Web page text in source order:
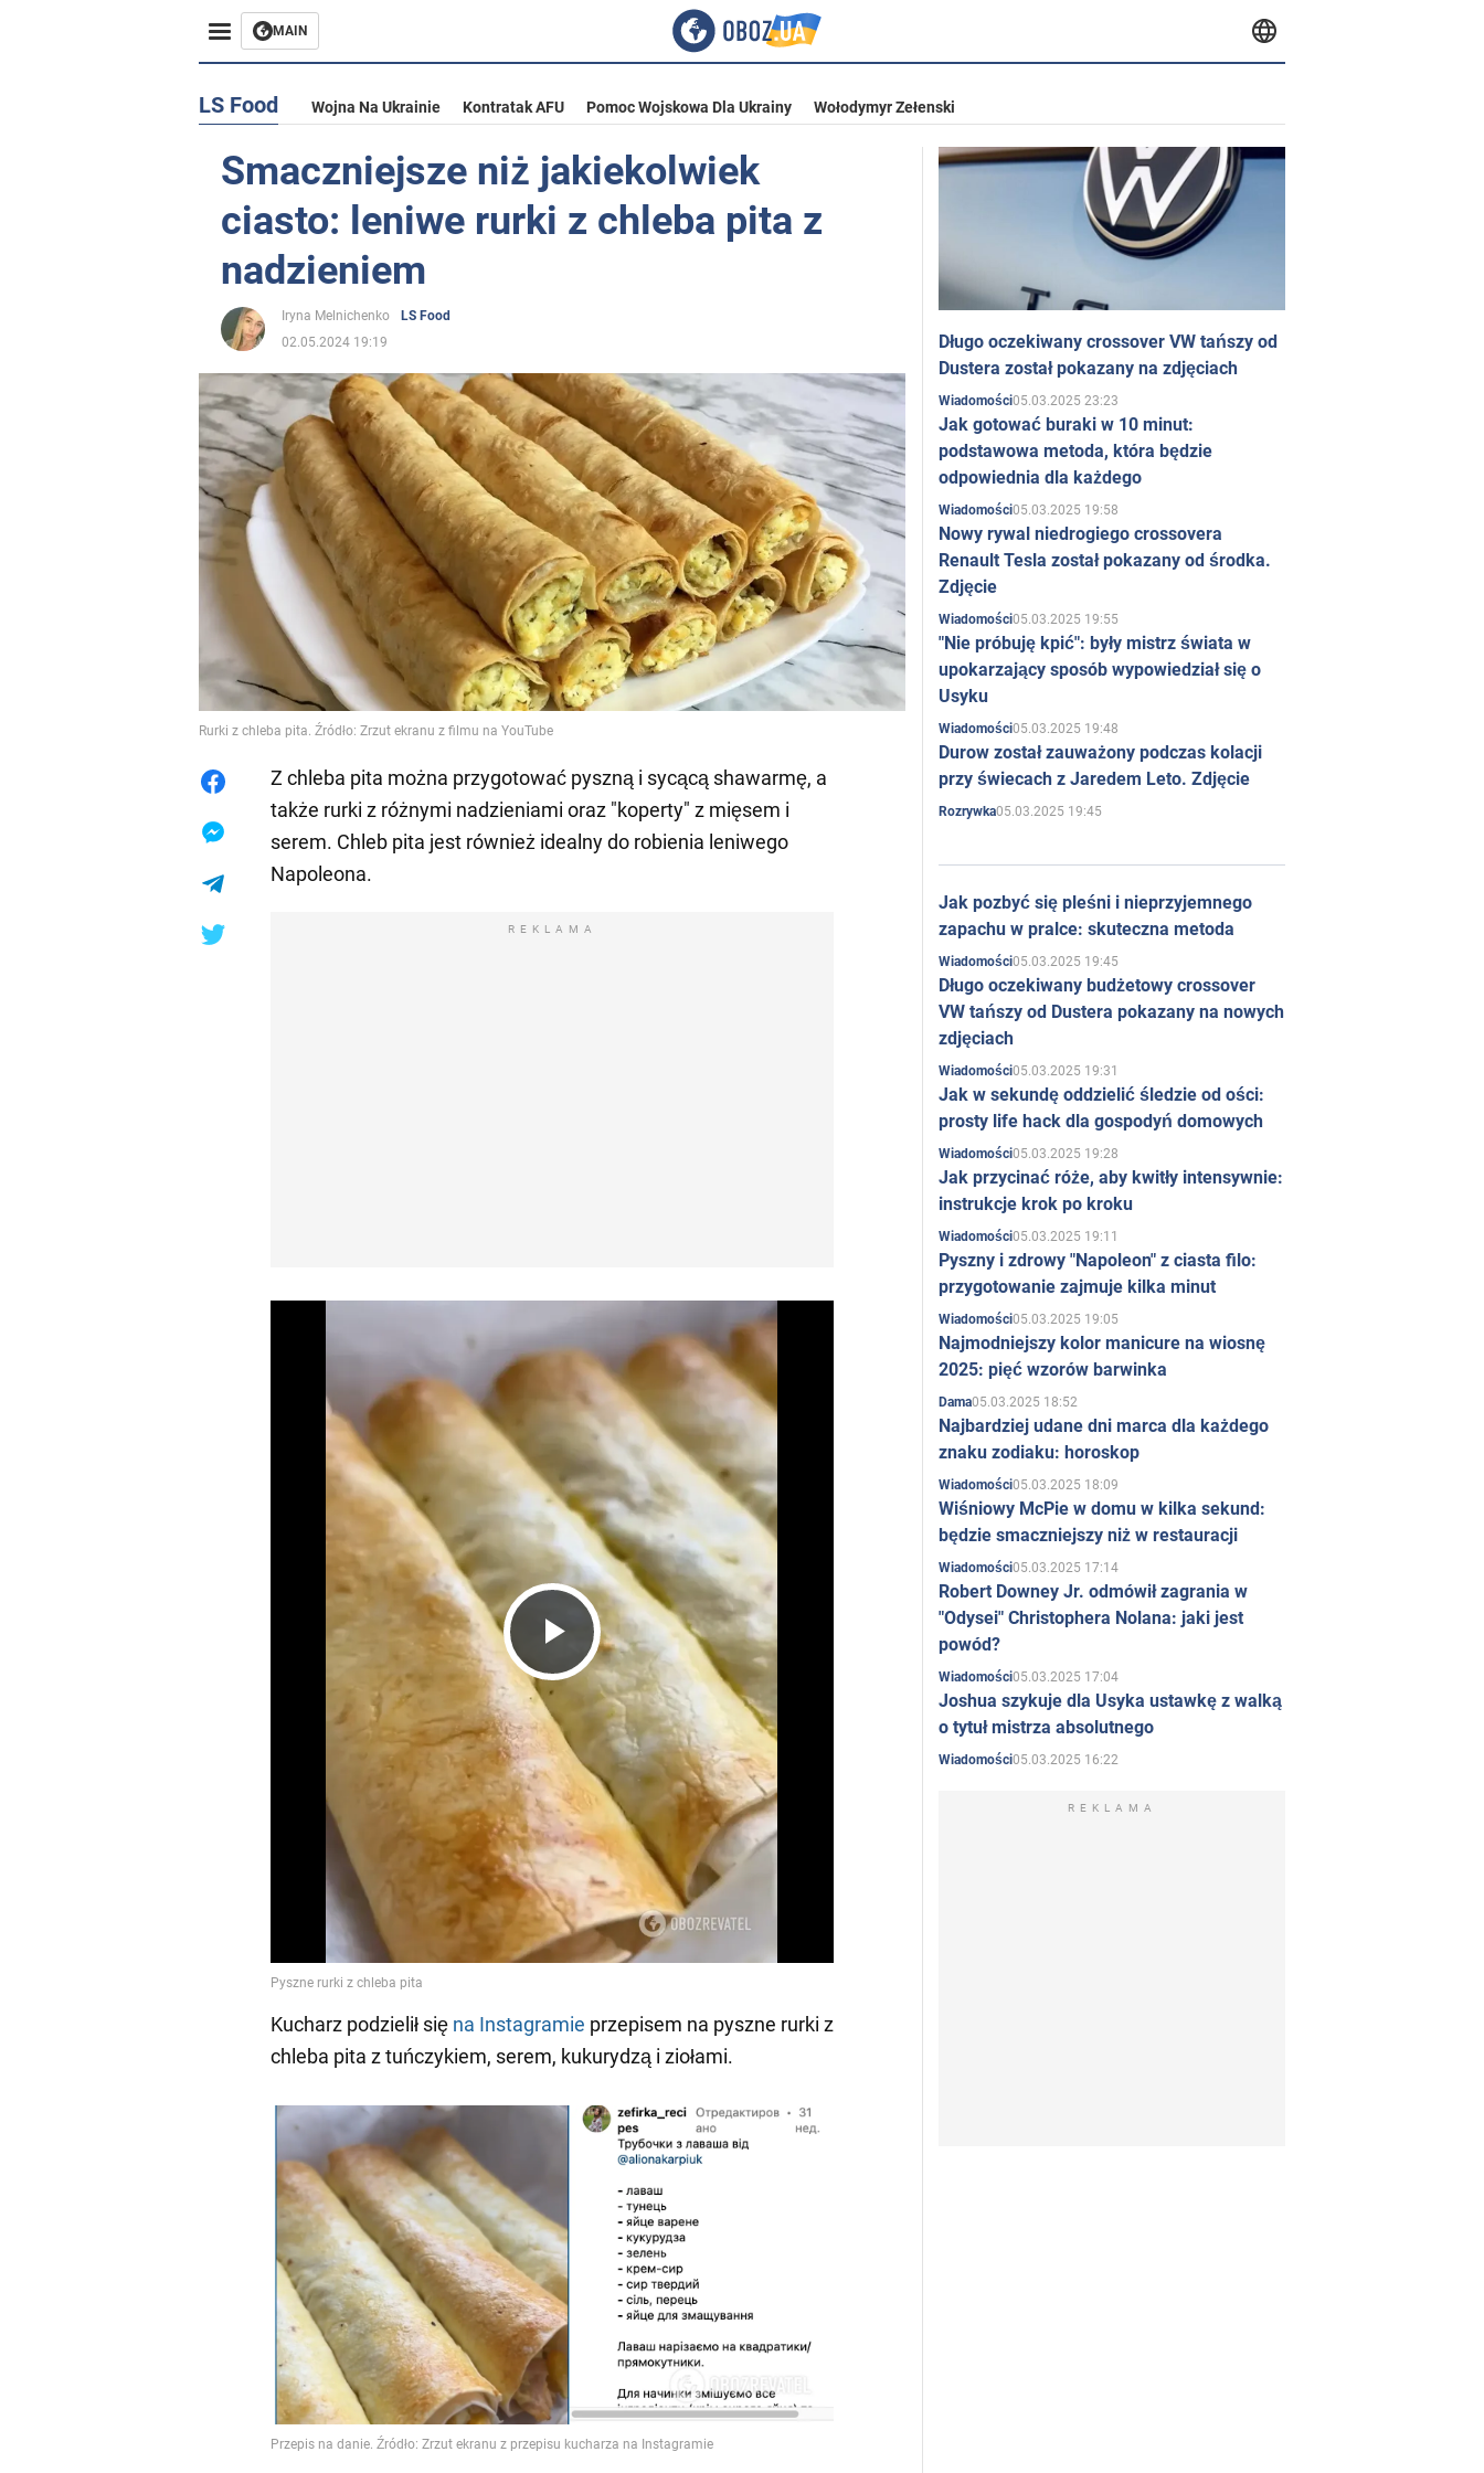
MAIN
LS Food Wojna Na Ukrainie Kontratak AFU Pomoc Wojskowa Dla Ukrainy Wołodymyr Zełenski
Smaczniejsze niż jakiekolwiek
ciasto: leniwe rurki z chleba pita z
nadzieniem
Iryna Melnichenko
LS Food
02.05.2024 19:19
Rurki z chleba pita. Źródło: Zrzut ekranu z filmu na YouTube
Z chleba pita można przygotować pyszną i sycącą shawarmę, a
także rurki z różnymi nadzieniami oraz "koperty" z mięsem i
serem. Chleb pita jest również idealny do robienia leniwego
Napoleona.
REKLAMA
Play
Video
Kucharz podzielił się na Instagramie przepisem na pyszne rurki z
chleba pita z tuńczykiem, serem, kukurydzą i ziołami.
Długo oczekiwany crossover VW tańszy od
Dustera został pokazany na zdjęciach
Wiadomości05.03.2025 23:23
Jak gotować buraki w 10 minut:
podstawowa metoda, która będzie
odpowiednia dla każdego
Wiadomości05.03.2025 19:58
Nowy rywal niedrogiego crossovera
Renault Tesla został pokazany od środka.
Zdjęcie
Wiadomości05.03.2025 19:55
"Nie próbuję kpić": były mistrz świata w
upokarzający sposób wypowiedział się o
Usyku
Wiadomości05.03.2025 19:48
Durow został zauważony podczas kolacji
przy świecach z Jaredem Leto. Zdjęcie
Rozrywka05.03.2025 19:45
Jak pozbyć się pleśni i nieprzyjemnego
zapachu w pralce: skuteczna metoda
Wiadomości05.03.2025 19:45
Długo oczekiwany budżetowy crossover
VW tańszy od Dustera pokazany na nowych
zdjęciach
Wiadomości05.03.2025 19:31
Jak w sekundę oddzielić śledzie od ości:
prosty life hack dla gospodyń domowych
Wiadomości05.03.2025 19:28
Jak przycinać róże, aby kwitły intensywnie:
instrukcje krok po kroku
Wiadomości05.03.2025 19:11
Pyszny i zdrowy "Napoleon" z ciasta filo:
przygotowanie zajmuje kilka minut
Wiadomości05.03.2025 19:05
Najmodniejszy kolor manicure na wiosnę
2025: pięć wzorów barwinka
Dama05.03.2025 18:52
Najbardziej udane dni marca dla każdego
znaku zodiaku: horoskop
Wiadomości05.03.2025 18:09
Wiśniowy McPie w domu w kilka sekund:
będzie smaczniejszy niż w restauracji
Wiadomości05.03.2025 17:14
Robert Downey Jr. odmówił zagrania w
"Odysei" Christophera Nolana: jaki jest
powód?
Wiadomości05.03.2025 17:04
Joshua szykuje dla Usyka ustawkę z walką
o tytuł mistrza absolutnego
Wiadomości05.03.2025 16:22
REKLAMA